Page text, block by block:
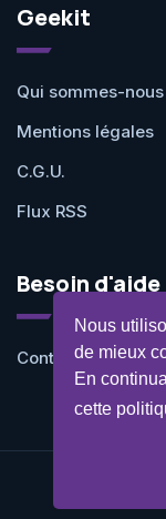
Nous
de mieux
En
cette
Geekit
Qui sommes-nous
Mentions légales
C.G.U.
Flux RSS
Besoin d'aide
Contactez-nous